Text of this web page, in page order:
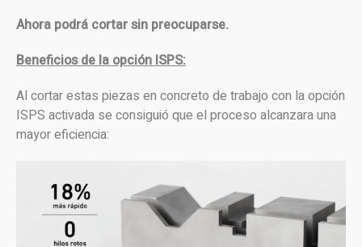
Ahora podrá cortar sin preocuparse.
Beneficios de la opción ISPS:
Al cortar estas piezas en concreto de trabajo con la opción
ISPS activada se consiguió que el proceso alcanzara una
mayor eficiencia: